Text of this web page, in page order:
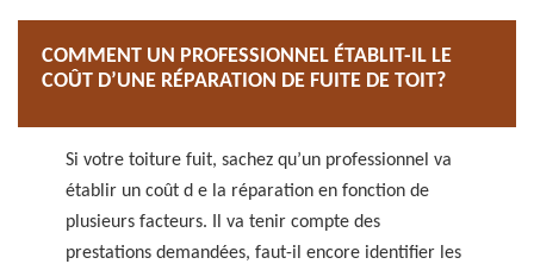
COMMENT UN PROFESSIONNEL ÉTABLIT-IL LE
COÛT D’UNE RÉPARATION DE FUITE DE TOIT?
Si votre toiture fuit, sachez qu’un professionnel va
établir un coût d e la réparation en fonction de
plusieurs facteurs. Il va tenir compte des
prestations demandées, faut-il encore identifier les